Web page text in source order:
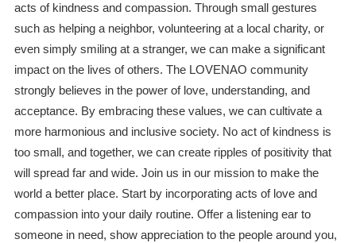
acts of kindness and compassion. Through small gestures
such as helping a neighbor, volunteering at a local charity, or
even simply smiling at a stranger, we can make a significant
impact on the lives of others. The LOVENAO community
strongly believes in the power of love, understanding, and
acceptance. By embracing these values, we can cultivate a
more harmonious and inclusive society. No act of kindness is
too small, and together, we can create ripples of positivity that
will spread far and wide. Join us in our mission to make the
world a better place. Start by incorporating acts of love and
compassion into your daily routine. Offer a listening ear to
someone in need, show appreciation to the people around you,